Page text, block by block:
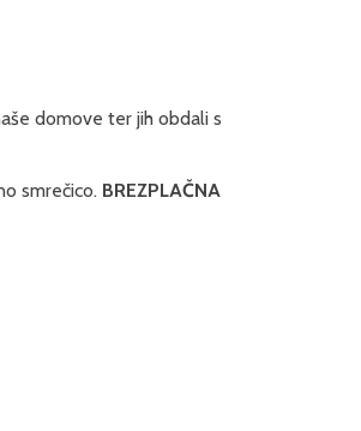
domove ter jih obdali s
smrečico. BREZPLAČNA